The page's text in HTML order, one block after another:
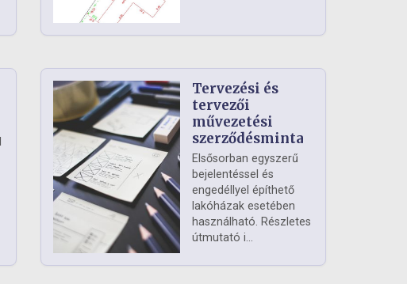
Tervezési és
tervezői
művezetési
szerződésminta
Elsősorban egyszerű
bejelentéssel és
engedéllyel építhető
lakóházak esetében
használható. Részletes
útmutató i...